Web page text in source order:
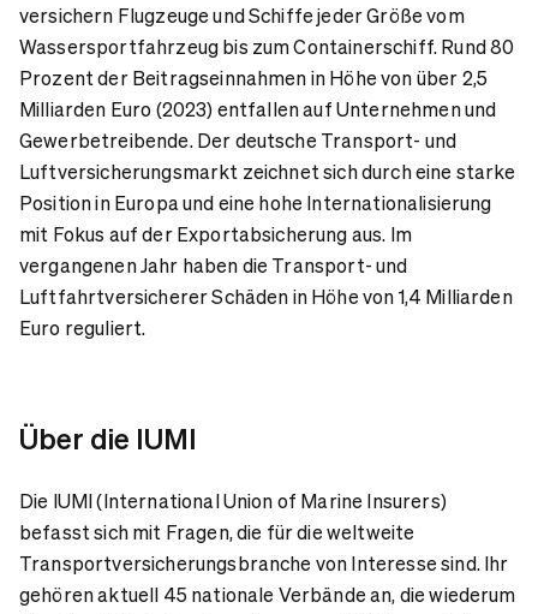
versichern Flugzeuge und Schiffe jeder Größe vom
Wassersportfahrzeug bis zum Containerschiff. Rund 80
Prozent der Beitragseinnahmen in Höhe von über 2,5
Milliarden Euro (2023) entfallen auf Unternehmen und
Gewerbetreibende. Der deutsche Transport- und
Luftversicherungsmarkt zeichnet sich durch eine starke
Position in Europa und eine hohe Internationalisierung
mit Fokus auf der Exportabsicherung aus. Im
vergangenen Jahr haben die Transport- und
Luftfahrtversicherer Schäden in Höhe von 1,4 Milliarden
Euro reguliert.
Über die IUMI
Die IUMI (International Union of Marine Insurers)
befasst sich mit Fragen, die für die weltweite
Transportversicherungsbranche von Interesse sind. Ihr
gehören aktuell 45 nationale Verbände an, die wiederum